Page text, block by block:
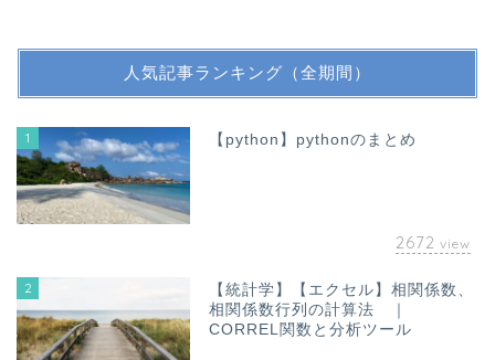
人気記事ランキング（全期間）
1 【python】pythonのまとめ
2672 view
2
【統計学】【エクセル】相関係数、
相関係数行列の計算法 ｜
CORREL関数と分析ツール